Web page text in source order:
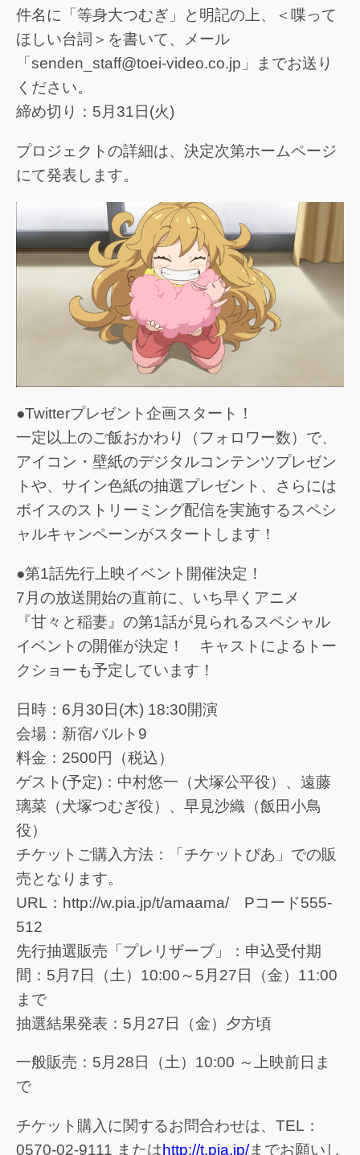
件名に「等身大つむぎ」と明記の上、＜喋って
ほしい台詞＞を書いて、メール
「senden_staff@toei-video.co.jp」までお送り
ください。
締め切り：5月31日(火)
プロジェクトの詳細は、決定次第ホームページ
にて発表します。
●Twitterプレゼント企画スタート！
一定以上のご飯おかわり（フォロワー数）で、
アイコン・壁紙のデジタルコンテンツプレゼン
トや、サイン色紙の抽選プレゼント、さらには
ボイスのストリーミング配信を実施するスペシ
ャルキャンペーンがスタートします！
●第1話先行上映イベント開催決定！
7月の放送開始の直前に、いち早くアニメ
『甘々と稲妻』の第1話が見られるスペシャル
イベントの開催が決定！ キャストによるトー
クショーも予定しています！
日時：6月30日(木) 18:30開演
会場：新宿バルト9
料金：2500円（税込）
ゲスト(予定)：中村悠一（犬塚公平役）、遠藤
璃菜（犬塚つむぎ役）、早見沙織（飯田小鳥
役）
チケットご購入方法：「チケットぴあ」での販
売となります。
URL：http://w.pia.jp/t/amaama/ Pコード555-
512
先行抽選販売「プレリザーブ」：申込受付期
間：5月7日（土）10:00～5月27日（金）11:00
まで
抽選結果発表：5月27日（金）夕方頃
一般販売：5月28日（土）10:00 ～上映前日ま
で
チケット購入に関するお問合わせは、TEL：
0570-02-9111 または http://t.pia.jp/までお願いし